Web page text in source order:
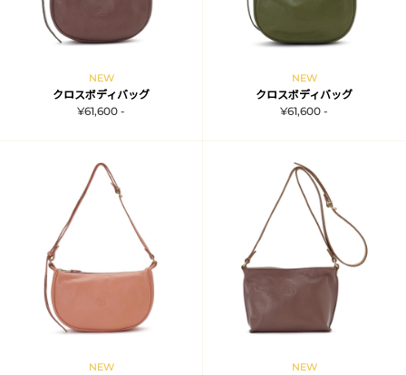
NEW
クロスボディバッグ
¥61,600 -
NEW
クロスボディバッグ
¥61,600 -
NEW NEW